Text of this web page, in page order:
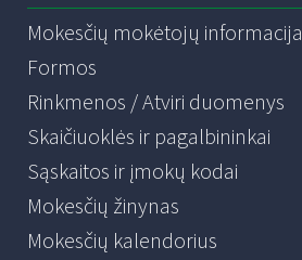
Mokesčių mokėtojų informacija
Formos
Rinkmenos / Atviri duomenys
Skaičiuoklės ir pagalbininkai
Sąskaitos ir įmokų kodai
Mokesčių žinynas
Mokesčių kalendorius